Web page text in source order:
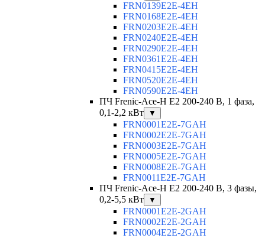
FRN0139E2E-4EH
FRN0168E2E-4EH
FRN0203E2E-4EH
FRN0240E2E-4EH
FRN0290E2E-4EH
FRN0361E2E-4EH
FRN0415E2E-4EH
FRN0520E2E-4EH
FRN0590E2E-4EH
ПЧ Frenic-Ace-H E2 200-240 В, 1 фаза,
0,1-2,2 кВт
▼
FRN0001E2E-7GAH
FRN0002E2E-7GAH
FRN0003E2E-7GAH
FRN0005E2E-7GAH
FRN0008E2E-7GAH
FRN0011E2E-7GAH
ПЧ Frenic-Ace-H E2 200-240 В, 3 фазы,
0,2-5,5 кВт
▼
FRN0001E2E-2GAH
FRN0002E2E-2GAH
FRN0004E2E-2GAH